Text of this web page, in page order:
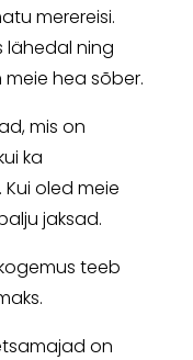
merereisi.
lähedal ning
hea sõber.
mis on
ka
oled meie
jaksad.
teeb
on